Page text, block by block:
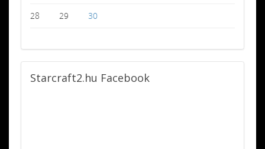
28 29 30
Starcraft2.hu Facebook